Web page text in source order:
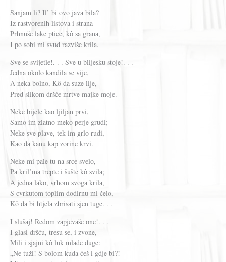
Sanjam li? Il’ bi ovo java bila?
Iz rastvorenih listova i strana
Prhnuše lake ptice, kô sa grana,
I po sobi mi svud razviše krila.
Sve se svijetle!. . . Sve u blijesku stoje!. . .
Jedna okolo kandila se vije,
A neka bolno, Kô da suze lije,
Pred slikom dršće mrtve majke moje.
Neke bijele kao ljiljan prvi,
Samo im zlatno meko perje grudi;
Neke sve plave, tek im grlo rudi,
Kao da kanu kap zorine krvi.
Neke mi pale tu na srce svelo,
Pa kril’ma trepte i šušte kô svila;
A jedna lako, vrhom svoga krila,
S cvrkutom toplim dodirnu mi čelo,
Kô da bi htjela zbrisati sjen tuge. . .
I slušaj! Redom zapjevaše one!. . .
I glasi dršću, tresu se, i zvone,
Mili i sjajni kô luk mlade duge:
„Ne tuži! S bolom kuda ćeš i gdje bi?!